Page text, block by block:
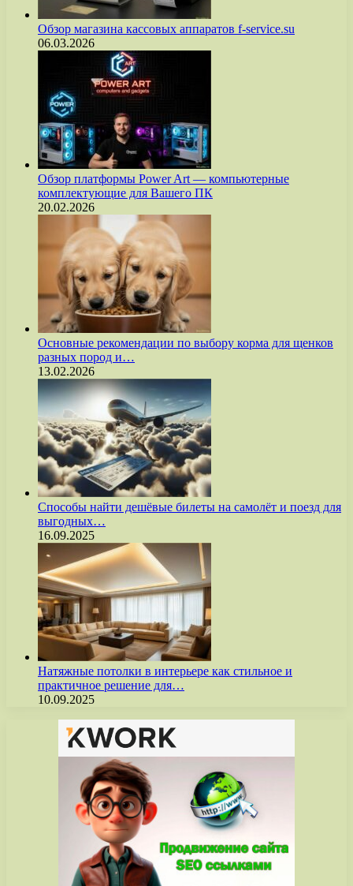
Обзор магазина кассовых аппаратов f-service.su
06.03.2026
Обзор платформы Power Art — компьютерные
комплектующие для Вашего ПК
20.02.2026
Основные рекомендации по выбору корма для щенков
разных пород и…
13.02.2026
Способы найти дешёвые билеты на самолёт и поезд для
выгодных…
16.09.2025
Натяжные потолки в интерьере как стильное и
практичное решение для…
10.09.2025